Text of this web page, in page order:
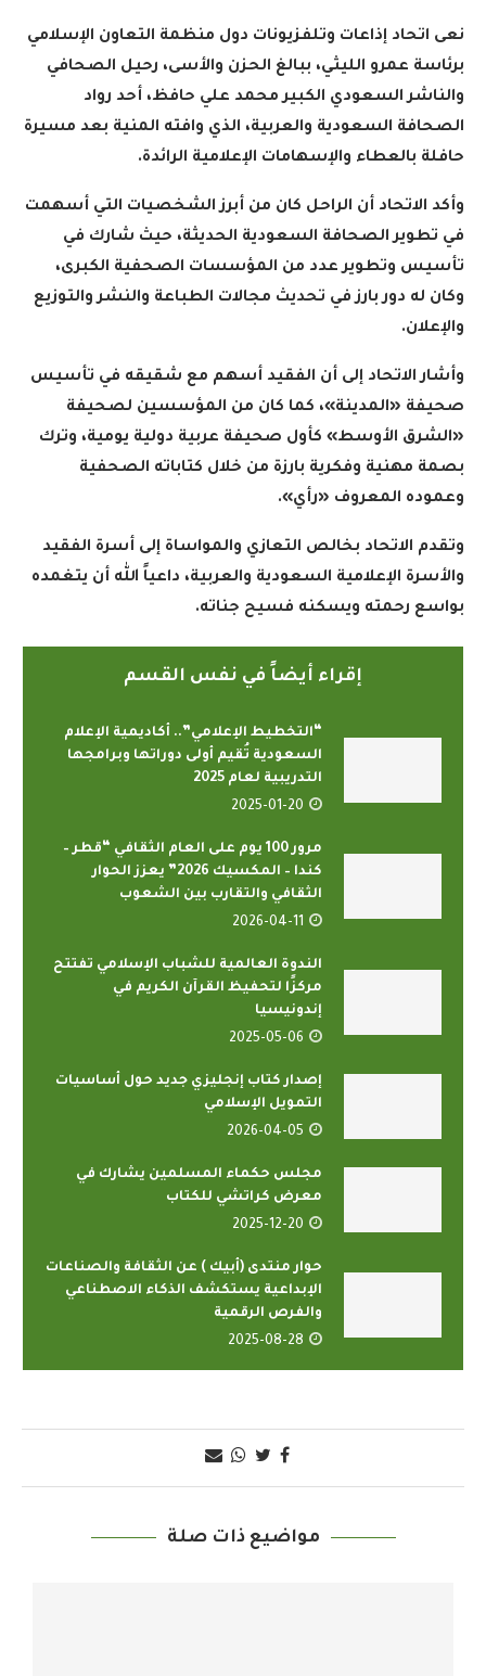
نعى اتحاد إذاعات وتلفزيونات دول منظمة التعاون الإسلامي
برئاسة عمرو الليثي، ببالغ الحزن والأسى، رحيل الصحافي
والناشر السعودي الكبير محمد علي حافظ، أحد رواد
الصحافة السعودية والعربية، الذي وافته المنية بعد مسيرة
حافلة بالعطاء والإسهامات الإعلامية الرائدة.
وأكد الاتحاد أن الراحل كان من أبرز الشخصيات التي أسهمت
في تطوير الصحافة السعودية الحديثة، حيث شارك في
تأسيس وتطوير عدد من المؤسسات الصحفية الكبرى،
وكان له دور بارز في تحديث مجالات الطباعة والنشر والتوزيع
والإعلان.
وأشار الاتحاد إلى أن الفقيد أسهم مع شقيقه في تأسيس
صحيفة «المدينة»، كما كان من المؤسسين لصحيفة
«الشرق الأوسط» كأول صحيفة عربية دولية يومية، وترك
بصمة مهنية وفكرية بارزة من خلال كتاباته الصحفية
وعموده المعروف «رأي».
وتقدم الاتحاد بخالص التعازي والمواساة إلى أسرة الفقيد
والأسرة الإعلامية السعودية والعربية، داعياً الله أن يتغمده
بواسع رحمته ويسكنه فسيح جناته.
إقراء أيضاً في نفس القسم
“التخطيط الإعلامي”.. أكاديمية الإعلام
السعودية تُقيم أولى دوراتها وبرامجها
التدريبية لعام 2025
2025-01-20
مرور 100 يوم على العام الثقافي “قطر –
كندا – المكسيك 2026” يعزز الحوار
الثقافي والتقارب بين الشعوب
2026-04-11
الندوة العالمية للشباب الإسلامي تفتتح
مركزًا لتحفيظ القرآن الكريم في
إندونيسيا
2025-05-06
إصدار كتاب إنجليزي جديد حول أساسيات
التمويل الإسلامي
2026-04-05
مجلس حكماء المسلمين يشارك في
معرض كراتشي للكتاب
2025-12-20
حوار منتدى (أبيك ) عن الثقافة والصناعات
الإبداعية يستكشف الذكاء الاصطناعي
والفرص الرقمية
2025-08-28
مواضيع ذات صلة